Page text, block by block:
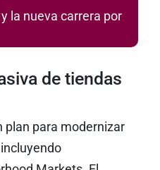
la nueva carrera por
de tiendas
plan para modernizar